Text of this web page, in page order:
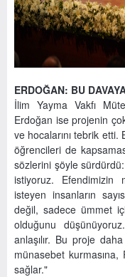
ERDOĞAN: BU
İlim Yayma Vakfı
Erdoğan ise projenin
ve hocalarını tebrik
öğrencileri de
sözlerini şöyle
istiyoruz. Efendimizin
isteyen insanların
değil, sadece ümmet
olduğunu
anlaşılır. Bu proje
münasebet
sağlar."